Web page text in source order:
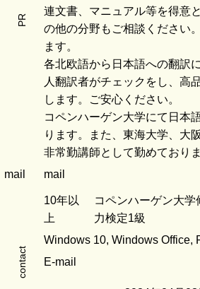
PR
連文書、マニュアル等を得意
の他の分野もご相談ください
ます。
各北欧語から日本語への翻訳
人翻訳者がチェックをし、高
します。ご安心ください。
コペンハーゲン大学にて日本
ります。また、東海大学、大
非常勤講師として勤めておりま
mail
mail
10年以
上
コペンハーゲン大
力検定1級
Windows 10, Windows Office,
contact E-mail